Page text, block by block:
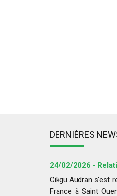
DERNIÈRES
24/02/2026 -
Cikgu Audran s'est
France à Saint